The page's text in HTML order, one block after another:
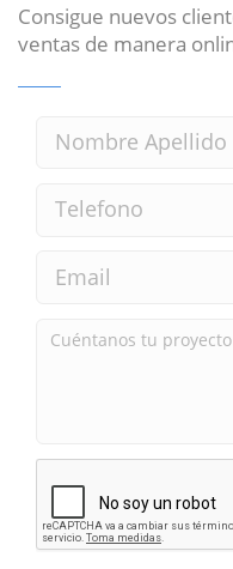
Consigue nuevos
ventas de manera